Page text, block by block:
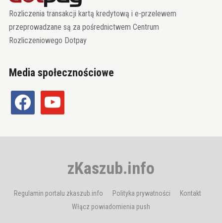
Rozliczenia transakcji kartą kredytową i e-przelewem
przeprowadzane są za pośrednictwem Centrum
Rozliczeniowego Dotpay
Media społecznościowe
facebook youtube
zKaszub.info
Regulamin portalu zkaszub.info Polityka prywatności
Kontakt
Włącz powiadomienia push